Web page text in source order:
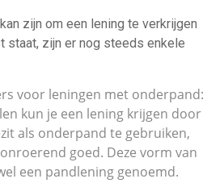
zijn om een lening te verkrijgen
staat, zijn er nog steeds enkele
voor leningen met onderpand:
kun je een lening krijgen door
als onderpand te gebruiken,
goed. Deze vorm van
een pandlening genoemd.